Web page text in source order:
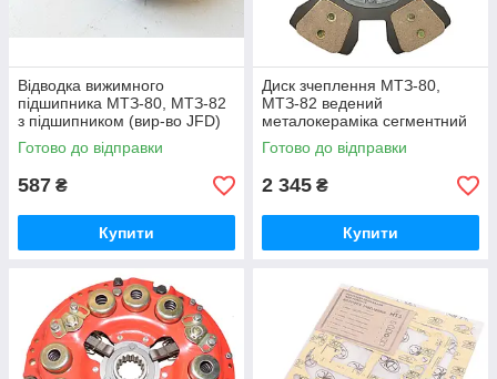
Відводка вижимного
підшипника МТЗ-80, МТЗ-82
з підшипником (вир-во JFD)
підшипник вижимний МТЗ 50-
1601180 / 986714КС17
Готово до відправки
587 ₴
Купити
Диск зчеплення МТЗ-80,
МТЗ-82 ведений
металокераміка сегментний
гумовий демпфер (ТМ JFD)
85-1601130-А / 85-1601130
Готово до відправки
2 345 ₴
Купити